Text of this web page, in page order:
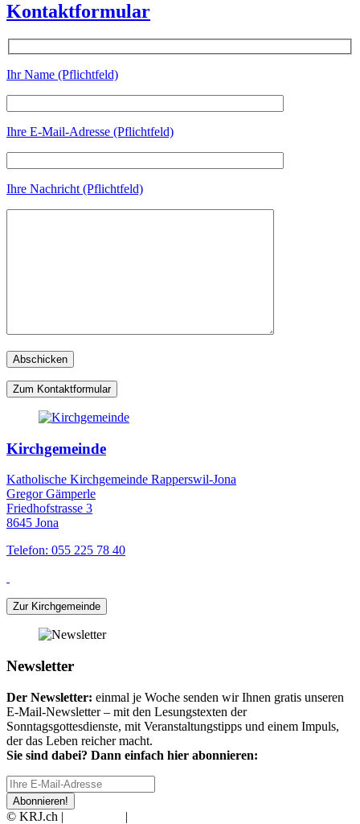
Kontaktformular
Ihr Name (Pflichtfeld)
Ihre E-Mail-Adresse (Pflichtfeld)
Ihre Nachricht (Pflichtfeld)
Zum Kontaktformular
Kirchgemeinde
Katholische Kirchgemeinde Rapperswil-Jona
Gregor Gämperle
Friedhofstrasse 3
8645 Jona
Telefon: 055 225 78 40
Zur Kirchgemeinde
Newsletter
Der Newsletter: einmal je Woche senden wir Ihnen gratis unseren
E-Mail-Newsletter – mit den Lesungstexten der
Sonntagsgottesdienste, mit Veranstaltungstipps und einem Impuls,
der das Leben reicher macht.
Sie sind dabei? Dann einfach hier abonnieren:
Abonnieren!
© KRJ.ch | |